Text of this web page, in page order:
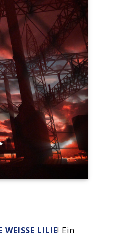
WEISSE LILIE! Ein